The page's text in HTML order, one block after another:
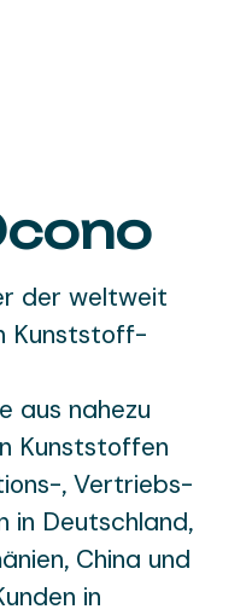
der weltweit
Kunststoff-
aus nahezu
Kunststoffen
, Vertriebs-
in Deutschland,
China und
in